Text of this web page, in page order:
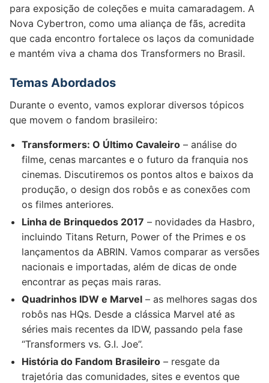
para exposição de coleções e muita camaradagem. A
Nova Cybertron, como uma aliança de fãs, acredita
que cada encontro fortalece os laços da comunidade
e mantém viva a chama dos Transformers no Brasil.
Temas Abordados
Durante o evento, vamos explorar diversos tópicos
que movem o fandom brasileiro:
Transformers: O Último Cavaleiro – análise do
filme, cenas marcantes e o futuro da franquia nos
cinemas. Discutiremos os pontos altos e baixos da
produção, o design dos robôs e as conexões com
os filmes anteriores.
Linha de Brinquedos 2017 – novidades da Hasbro,
incluindo Titans Return, Power of the Primes e os
lançamentos da ABRIN. Vamos comparar as versões
nacionais e importadas, além de dicas de onde
encontrar as peças mais raras.
Quadrinhos IDW e Marvel – as melhores sagas dos
robôs nas HQs. Desde a clássica Marvel até as
séries mais recentes da IDW, passando pela fase
“Transformers vs. G.I. Joe”.
História do Fandom Brasileiro – resgate da
trajetória das comunidades, sites e eventos que